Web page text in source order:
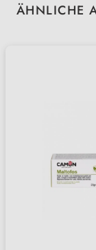
Produktgalerie
ÄHNLICHE